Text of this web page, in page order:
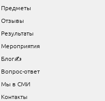
Предметы
Отзывы
Результаты
Мероприятия
Блог✍
Вопрос-ответ
Мы в СМИ
Контакты